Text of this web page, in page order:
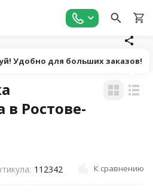
в Ростове-
112342 К сравнению
Удобно для больших заказов!